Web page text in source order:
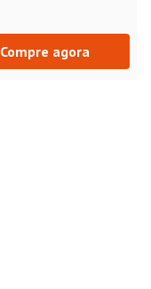
Compre agora